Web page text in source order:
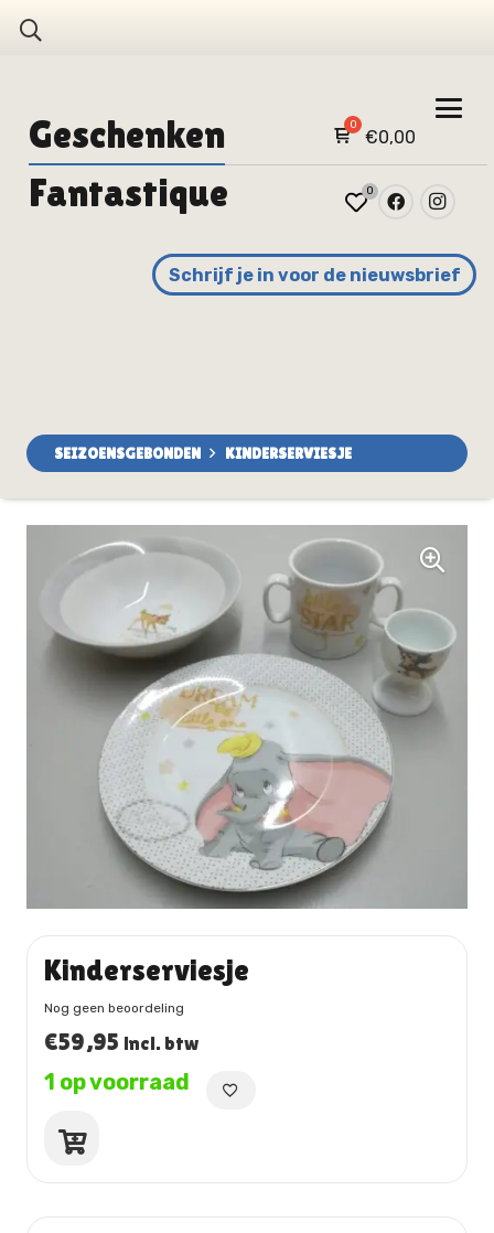
Geschenken €0,00
Fantastique 0
Schrijf je in voor de nieuwsbrief
SEIZOENSGEBONDEN KINDERSERVIESJE
Kinderserviesje
Nog geen beoordeling
€59,95 incl. btw
1 op voorraad
Kinderserviesje